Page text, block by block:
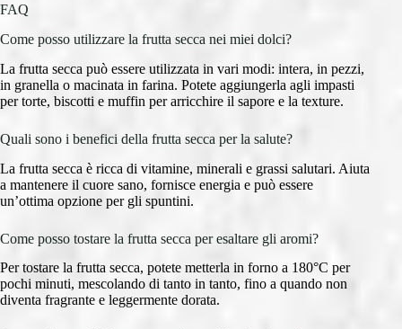
FAQ
Come posso utilizzare la frutta secca nei miei dolci?
La frutta secca può essere utilizzata in vari modi: intera, in pezzi,
in granella o macinata in farina. Potete aggiungerla agli impasti
per torte, biscotti e muffin per arricchire il sapore e la texture.
Quali sono i benefici della frutta secca per la salute?
La frutta secca è ricca di vitamine, minerali e grassi salutari. Aiuta
a mantenere il cuore sano, fornisce energia e può essere
un’ottima opzione per gli spuntini.
Come posso tostare la frutta secca per esaltare gli aromi?
Per tostare la frutta secca, potete metterla in forno a 180°C per
pochi minuti, mescolando di tanto in tanto, fino a quando non
diventa fragrante e leggermente dorata.